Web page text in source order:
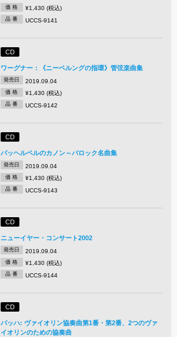
価 格 ¥1,430 (税込)
品 番 UCCS-9141
CD
ワーグナー：《ニーベルングの指環》管弦楽曲集
発売日 2019.09.04
価 格 ¥1,430 (税込)
品 番 UCCS-9142
CD
パッヘルベルのカノン～バロック名曲集
発売日 2019.09.04
価 格 ¥1,430 (税込)
品 番 UCCS-9143
CD
ニューイヤー・コンサート2002
発売日 2019.09.04
価 格 ¥1,430 (税込)
品 番 UCCS-9144
CD
バッハ: ヴァイオリン協奏曲第1番・第2番、2つのヴァ
イオリンのための協奏曲